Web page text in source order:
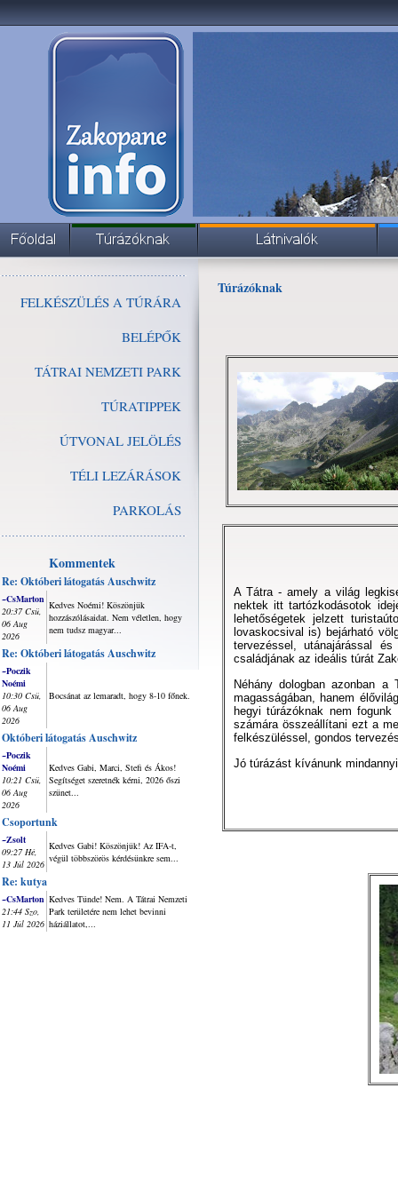
FELKÉSZÜLÉS A TÚRÁRA
BELÉPŐK
TÁTRAI NEMZETI PARK
TÚRATIPPEK
ÚTVONAL JELÖLÉS
TÉLI LEZÁRÁSOK
PARKOLÁS
Kommentek
Re: Októberi látogatás Auschwitz
~CsMarton
20:37 Csü,
06 Aug
2026
Kedves Noémi! Köszönjük
hozzászólásaidat. Nem véletlen, hogy
nem tudsz magyar...
Re: Októberi látogatás Auschwitz
~Poczik
Noémi
10:30 Csü,
06 Aug
2026
Bocsánat az lemaradt, hogy 8-10 főnek.
Októberi látogatás Auschwitz
~Poczik
Noémi
10:21 Csü,
06 Aug
2026
Kedves Gabi, Marci, Stefi és Ákos!
Segítséget szeretnék kérni, 2026 őszi
szünet...
Csoportunk
~Zsolt
09:27 Hé,
13 Júl 2026
Kedves Gabi! Köszönjük! Az IFA-t,
végül többszörös kérdésünkre sem...
Re: kutya
~CsMarton
21:44 Szo,
11 Júl 2026
Kedves Tünde! Nem. A Tátrai Nemzeti
Park területére nem lehet bevinni
háziállatot,...
Túrázóknak
A Tátra - amely a világ
nektek itt tartózkodásotok
lehetőségetek jelzett
lovaskocsival is) bejárható
tervezéssel, utánajárással
családjának az ideális túrát
Néhány dologban azonban
magasságában, hanem
hegyi túrázóknak nem
számára összeállítani ezt a
felkészüléssel, gondos
Jó túrázást kívánunk